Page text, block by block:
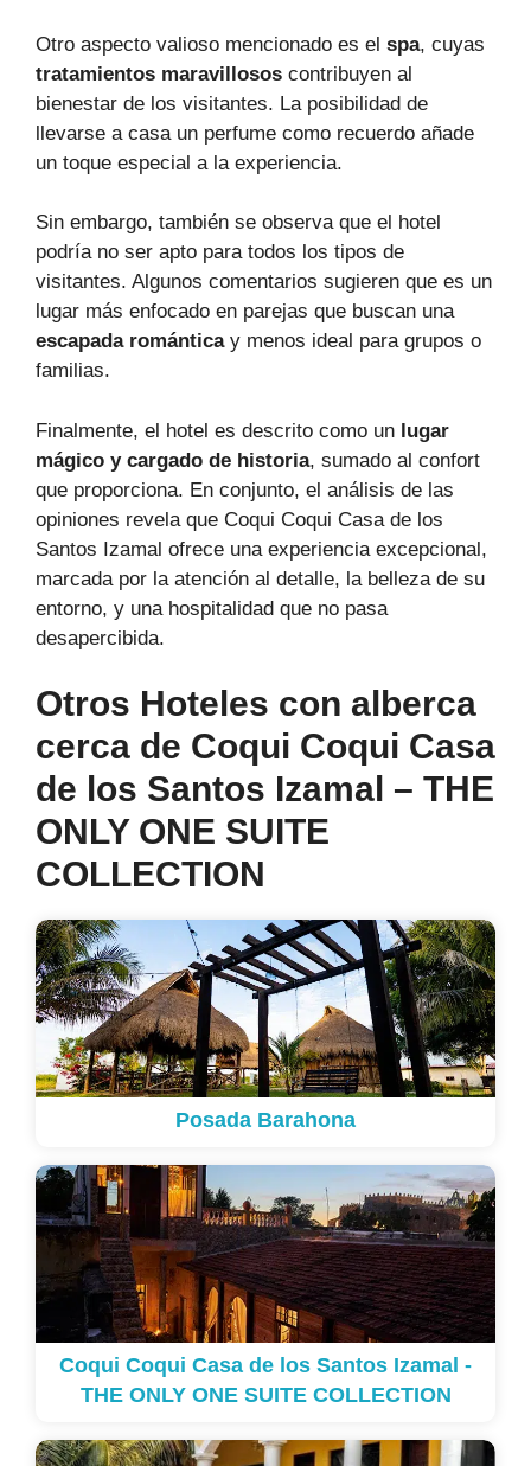
Otro aspecto valioso mencionado es el spa, cuyas
tratamientos maravillosos contribuyen al
bienestar de los visitantes. La posibilidad de
llevarse a casa un perfume como recuerdo añade
un toque especial a la experiencia.
Sin embargo, también se observa que el hotel
podría no ser apto para todos los tipos de
visitantes. Algunos comentarios sugieren que es un
lugar más enfocado en parejas que buscan una
escapada románticay menos ideal para grupos o
familias.
Finalmente, el hotel es descrito como un lugar
mágico y cargado de historia, sumado al confort
que proporciona. En conjunto, el análisis de las
opiniones revela que Coqui Coqui Casa de los
Santos Izamal ofrece una experiencia excepcional,
marcada por la atención al detalle, la belleza de su
entorno, y una hospitalidad que no pasa
desapercibida.
Otros Hoteles con alberca
cerca de Coqui Coqui Casa
de los Santos Izamal – THE
ONLY ONE SUITE
COLLECTION
Posada Barahona
Coqui Coqui Casa de los Santos Izamal -
THE ONLY ONE SUITE COLLECTION